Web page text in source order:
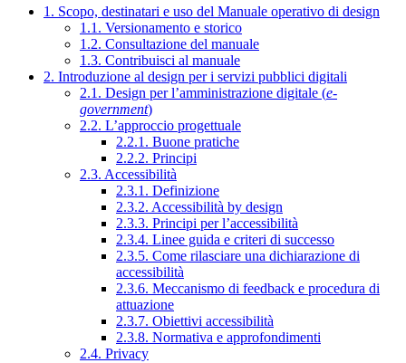
1. Scopo, destinatari e uso del Manuale operativo di design
1.1. Versionamento e storico
1.2. Consultazione del manuale
1.3. Contribuisci al manuale
2. Introduzione al design per i servizi pubblici digitali
2.1. Design per l’amministrazione digitale (e-
government)
2.2. L’approccio progettuale
2.2.1. Buone pratiche
2.2.2. Principi
2.3. Accessibilità
2.3.1. Definizione
2.3.2. Accessibilità by design
2.3.3. Principi per l’accessibilità
2.3.4. Linee guida e criteri di successo
2.3.5. Come rilasciare una dichiarazione di
accessibilità
2.3.6. Meccanismo di feedback e procedura di
attuazione
2.3.7. Obiettivi accessibilità
2.3.8. Normativa e approfondimenti
2.4. Privacy